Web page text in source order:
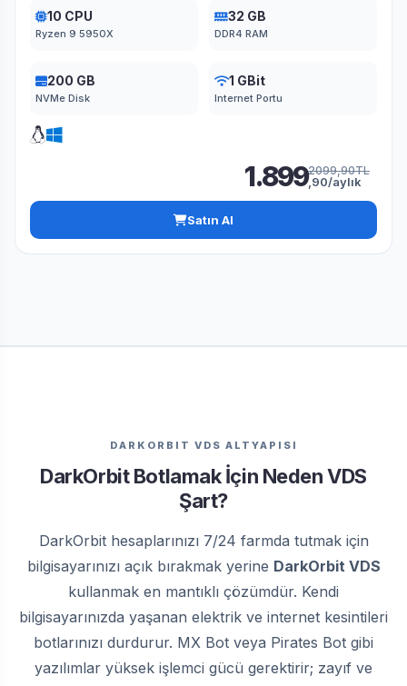
10 CPU
Ryzen 9 5950X
32 GB
DDR4 RAM
200 GB
NVMe Disk
1 GBit
Internet Portu
1.8992099,90TL
,90/aylık
Satın Al
DARKORBIT VDS ALTYAPISI
DarkOrbit Botlamak İçin Neden VDS
Şart?
DarkOrbit hesaplarınızı 7/24 farmda tutmak için
bilgisayarınızı açık bırakmak yerine DarkOrbit VDS
kullanmak en mantıklı çözümdür. Kendi
bilgisayarınızda yaşanan elektrik ve internet kesintileri
botlarınızı durdurur. MX Bot veya Pirates Bot gibi
yazılımlar yüksek işlemci gücü gerektirir; zayıf ve